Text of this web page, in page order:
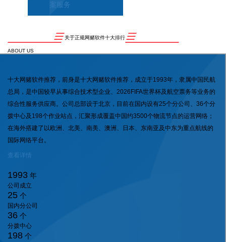
案服务
关于正规网赌软件十大排行
ABOUT US
十大网赌软件推荐，前身是十大网赌软件推荐，成立于1993年，隶属中国民航
总局，是中国较早从事综合技术型企业、2026FIFA世界杯及航空票务等业务的
综合性服务供应商。公司总部设于北京，目前在国内设有25个分公司、36个分
拨中心及198个作业站点，汇聚形成覆盖中国约3500个物流节点的运营网络；
在海外搭建了以欧洲、北美、南美、澳洲、日本、东南亚及中东为重点航线的
国际网络平台。
查看详情
1993 年
公司成立
25 个
国内分公司
36 个
分拨中心
198 个